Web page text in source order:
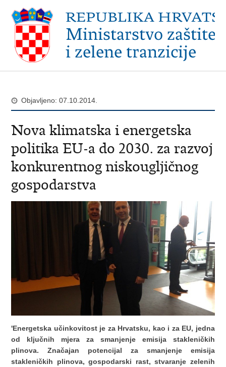
Objavljeno: 07.10.2014.
Nova klimatska i energetska
politika EU-a do 2030. za razvoj
konkurentnog niskougljičnog
gospodarstva
'Energetska učinkovitost je za Hrvatsku, kao i za EU, jedna
od ključnih mjera za smanjenje emisija stakleničkih
plinova. Značajan potencijal za smanjenje emisija
stakleničkih plinova, gospodarski rast, stvaranje zelenih